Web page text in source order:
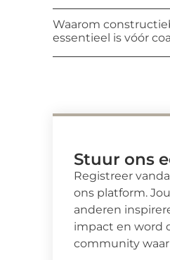
Waarom
essentieel is vóór
Stuur ons
Registreer
ons platform.
anderen
impact en word
community